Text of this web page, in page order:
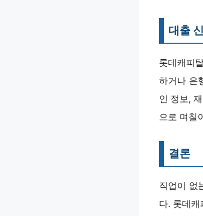
대출
롯데캐피
하거나 은
인 정보,
으로 며칠
결론
직업이 없
다. 롯데